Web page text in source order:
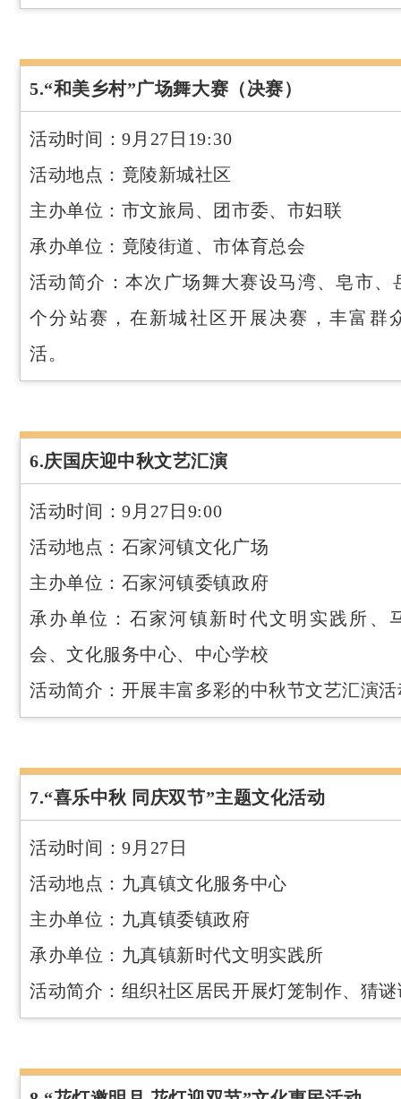
5.“和美乡村”广场舞大赛（决赛）
活动时间：9月27日19:30
活动地点：竟陵新城社区
主办单位：市文旅局、团市委、市妇联
承办单位：竟陵街道、市体育总会
活动简介：本次广场舞大赛设马湾、皂市、
个分站赛，在新城社区开展决赛，丰富群
活。
6.庆国庆迎中秋文艺汇演
活动时间：9月27日9:00
活动地点：石家河镇文化广场
主办单位：石家河镇委镇政府
承办单位：石家河镇新时代文明实践所、
会、文化服务中心、中心学校
活动简介：开展丰富多彩的中秋节文艺汇演
7.“喜乐中秋 同庆双节”主题文化活动
活动时间：9月27日
活动地点：九真镇文化服务中心
主办单位：九真镇委镇政府
承办单位：九真镇新时代文明实践所
活动简介：组织社区居民开展灯笼制作、猜